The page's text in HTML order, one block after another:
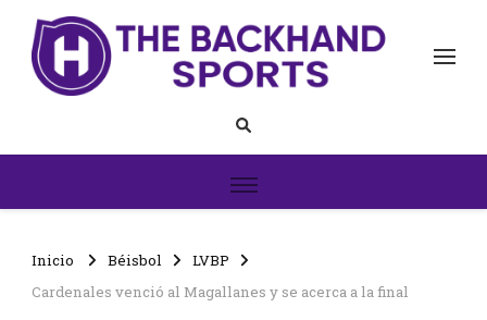
The Backhand Sports
Inicio Béisbol
LVBP
Cardenales venció al Magallanes y se acerca a la final